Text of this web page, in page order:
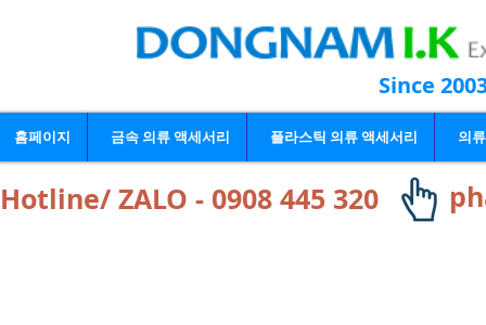
Since
홈페이지 금속 의류 액세서리 플라스틱 의류 액세서리 의
Hotline/ ZALO - 0908 445 320